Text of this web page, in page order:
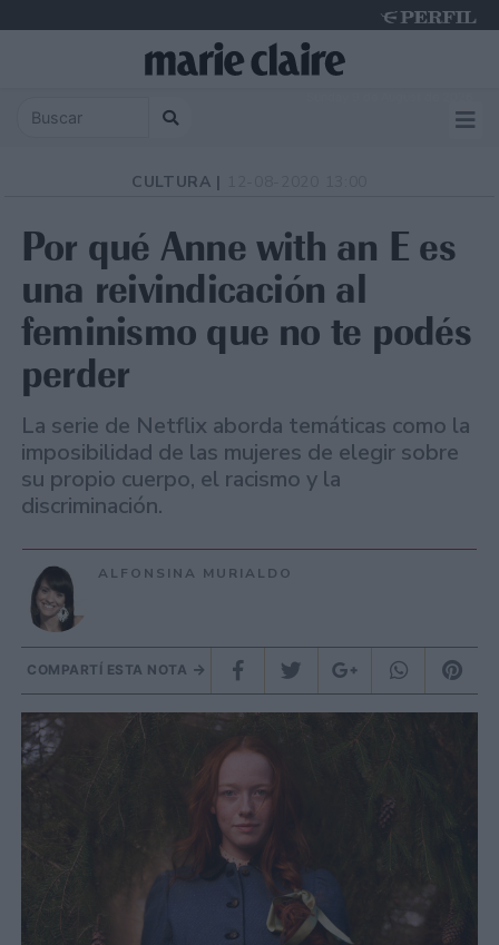
CULTURA |
Por qué Anne with an E es
una reivindicación al
feminismo que no te podés
perder
La serie de Netflix aborda temáticas como la
imposibilidad de las mujeres de elegir sobre
su propio cuerpo, el racismo y la
discriminación.
ALFONSINA MURIALDO
COMPARTÍ ESTA NOTA